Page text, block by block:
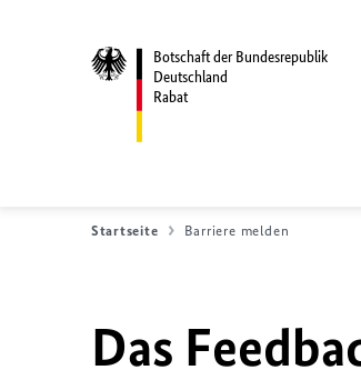
Botschaft der Bundesrepublik
Deutschland
Rabat
Startseite Barriere melden
Das